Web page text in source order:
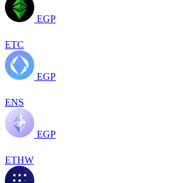
EGP
ETC
EGP
ENS
EGP
ETHW